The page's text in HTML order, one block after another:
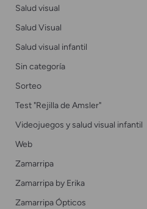
Salud visual
Salud Visual
Salud visual infantil
Sin categoría
Sorteo
Test "Rejilla de Amsler"
Videojuegos y salud visual infantil
Web
Zamarripa
Zamarripa by Erika
Zamarripa Ópticos